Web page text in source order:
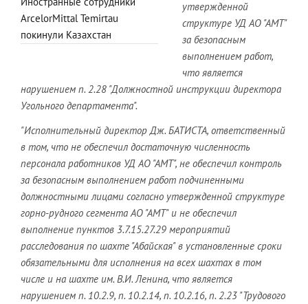
ArcelorMittal Temirtau
покинули Казахстан
утвержденной
структуре УД АО "АМТ"
за безопасным
выполнением работ,
что является
нарушением п. 2.28 "Должностной инструкции директора
Угольного департамента".
"Исполнительный директор Дж. БАТИСТА, ответственный
в том, что не обеспечил достаточную численность
персонала работников УД АО "АМТ", не обеспечил контроль
за безопасным выполнением работ подчиненными
должностными лицами согласно утвержденной структуре
горно-рудного сегмента АО "АМТ" и не обеспечил
выполнение пунктов 3.7.15.27.29 мероприятий
расследования по шахте "Абайская" в установленные сроки
обязательными для исполнения на всех шахтах в том
числе и на шахте им. В.И. Ленина, что является
нарушением п. 10.2.9, п. 10.2.14, п. 10.2.16, п. 2.23 "Трудового